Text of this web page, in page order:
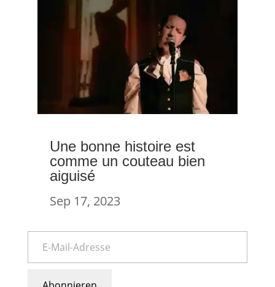
Une bonne histoire est
comme un couteau bien
aiguisé
Sep 17, 2023